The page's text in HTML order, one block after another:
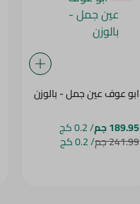
ابو عوف عين جمل - بالوزن
189.95 جم
/ 0.2 كج
241.99 جم / 0.2 كج